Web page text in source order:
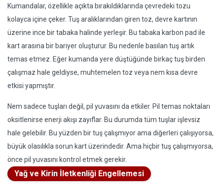
Kumandalar, özellikle açıkta bırakıldıklarında çevredeki tozu
kolayca içine çeker. Tuş aralıklarından giren toz, devre kartının
üzerine ince bir tabaka halinde yerleşir. Bu tabaka karbon pad ile
kart arasına bir bariyer oluşturur. Bu nedenle basılan tuş artık
temas etmez. Eğer kumanda yere düştüğünde birkaç tuş birden
çalışmaz hale geldiyse, muhtemelen toz veya nem kısa devre
etkisi yapmıştır.
Nem sadece tuşları değil, pil yuvasını da etkiler. Pil temas noktaları
oksitlenirse enerji akışı zayıflar. Bu durumda tüm tuşlar işlevsiz
hale gelebilir. Bu yüzden bir tuş çalışmıyor ama diğerleri çalışıyorsa,
büyük olasılıkla sorun kart üzerindedir. Ama hiçbir tuş çalışmıyorsa,
önce pil yuvasını kontrol etmek gerekir.
Yağ ve Kirin İletkenliği Engellemesi